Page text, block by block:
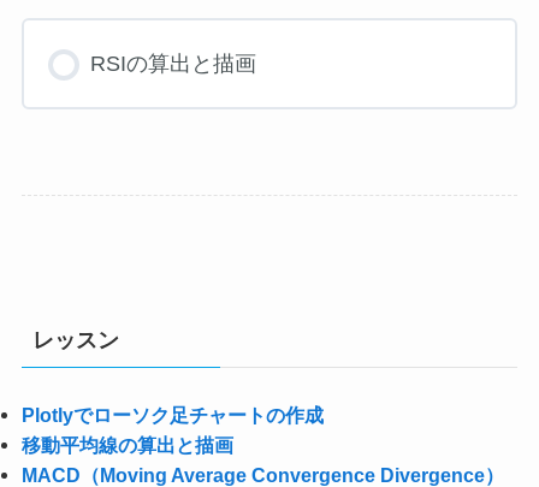
RSIの算出と描画
レッスン
Plotlyでローソク足チャートの作成
移動平均線の算出と描画
MACD（Moving Average Convergence Divergence）